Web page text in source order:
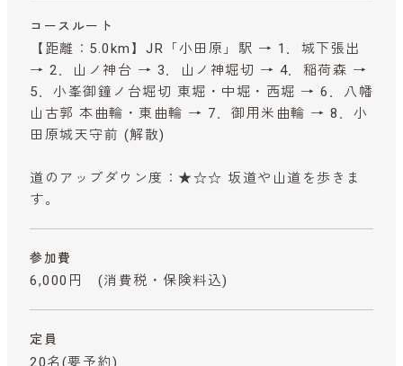
コースルート
【距離：5.0km】JR「小田原」駅 → 1．城下張出
→ 2．山ノ神台 → 3．山ノ神堀切 → 4．稲荷森 →
5．小峯御鐘ノ台堀切 東堀・中堀・西堀 → 6．八幡
山古郭 本曲輪・東曲輪 → 7．御用米曲輪 → 8．小
田原城天守前 (解散)
道のアップダウン度：★☆☆ 坂道や山道を歩きま
す。
参加費
6,000円 (消費税・保険料込)
定員
20名(要予約)